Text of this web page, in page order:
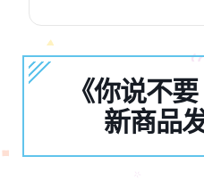
《你说不
新商品